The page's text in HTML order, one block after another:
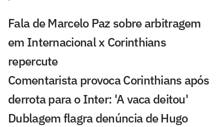
Fala de Marcelo Paz sobre arbitragem
em Internacional x Corinthians
repercute
Comentarista provoca Corinthians após
derrota para o Inter: 'A vaca deitou'
Dublagem flagra denúncia de Hugo